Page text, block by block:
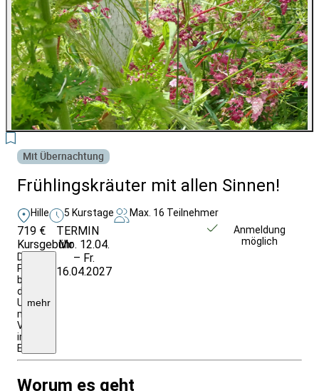
Mit Übernachtung
Frühlingskräuter mit allen Sinnen!
Hille 5 Kurstage Max. 16 Teilnehmer
719 €
Kursgebühr
Der
Preis
beinhaltet
die
Unterbringung
mit
Vollpension
im
EZ.
mehr
TERMIN
Mo. 12.04.
– Fr.
16.04.2027
Anmeldung
möglich
Worum es geht